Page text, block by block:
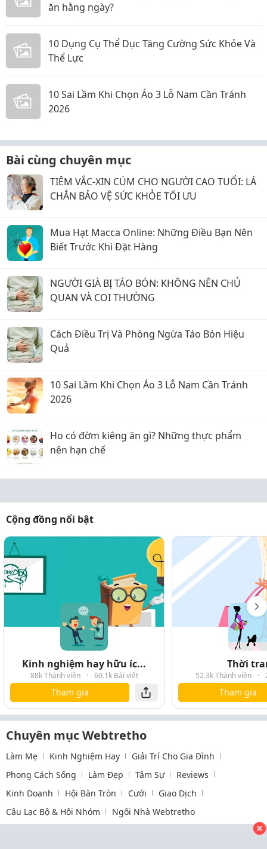
ăn hằng ngày?
10 Dụng Cụ Thể Dục Tăng Cường Sức Khỏe Và
Thể Lực
10 Sai Lầm Khi Chọn Áo 3 Lỗ Nam Cần Tránh
2026
Bài cùng chuyên mục
TIÊM VẮC-XIN CÚM CHO NGƯỜI CAO TUỔI: LÁ
CHẮN BẢO VỆ SỨC KHỎE TỐI ƯU
Mua Hạt Macca Online: Những Điều Bạn Nên
Biết Trước Khi Đặt Hàng
NGƯỜI GIÀ BỊ TÁO BÓN: KHÔNG NÊN CHỦ
QUAN VÀ COI THƯỜNG
Cách Điều Trị Và Phòng Ngừa Táo Bón Hiệu
Quả
10 Sai Lầm Khi Chọn Áo 3 Lỗ Nam Cần Tránh
2026
Ho có đờm kiêng ăn gì? Những thực phẩm
nên hạn chế
Cộng đồng nổi bật
Kinh nghiệm hay hữu íc...
88k Thành viên · 60.1k Bài viết
Tham gia
Thời
52.3k Thành viên ·
Tham gia
Chuyên mục Webtretho
Làm Mẹ Kinh Nghiệm Hay
Giải Trí Cho Gia Đình
Phong Cách Sống
Làm Đẹp Tâm Sự
Reviews
Kinh Doanh
Hội Bàn Tròn Cưới
Giao Dịch
Câu Lạc Bộ & Hội Nhóm
Ngôi Nhà Webtretho